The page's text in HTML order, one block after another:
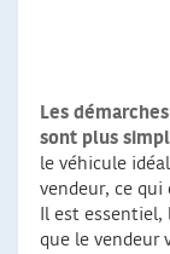
Les
sont plus
le véhicule
vendeur, ce qui
Il est essentiel,
que le vendeur